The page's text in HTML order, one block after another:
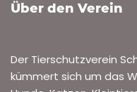
Über den Verein
Der Tierschutzverein
kümmert sich um das